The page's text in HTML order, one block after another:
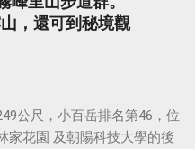
，還可到秘境觀
公尺，小百岳排名第46，位
家花園 及朝陽科技大學的後